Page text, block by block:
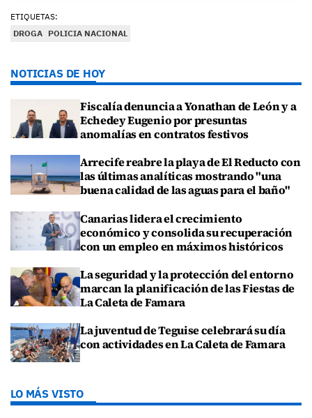
ETIQUETAS:
DROGA POLICIA NACIONAL
NOTICIAS DE HOY
Fiscalía denuncia a Yonathan de León y a
Echedey Eugenio por presuntas
anomalías en contratos festivos
Arrecife reabre la playa de El Reducto con
las últimas analíticas mostrando "una
buena calidad de las aguas para el baño"
Canarias lidera el crecimiento
económico y consolida su recuperación
con un empleo en máximos históricos
La seguridad y la protección del entorno
marcan la planificación de las Fiestas de
La Caleta de Famara
La juventud de Teguise celebrará su día
con actividades en La Caleta de Famara
LO MÁS VISTO